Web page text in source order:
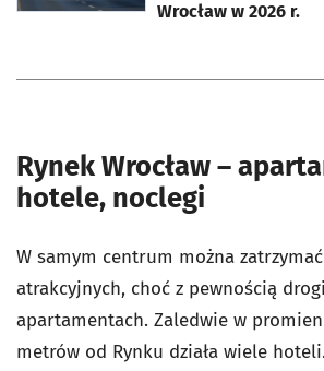
Wrocław w 2026 r.
Rynek Wrocław –
hotele, noclegi
W samym centrum można
atrakcyjnych, choć z pewnością
apartamentach. Zaledwie w
metrów od Rynku działa wiele